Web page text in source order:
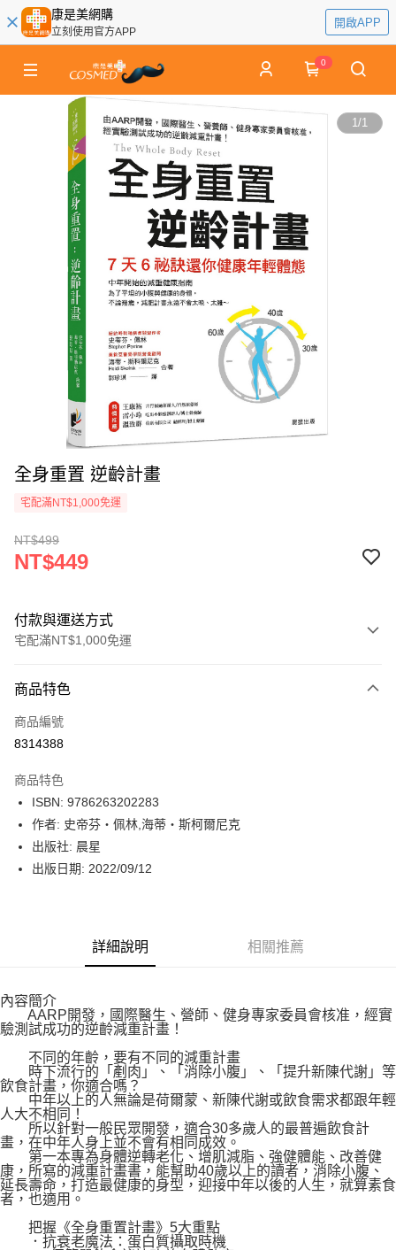
康是美網購
立刻使用官方APP
開啟APP
0
1/1
全身重置 逆齡計畫
宅配滿NT$1,000免運
NT$499
NT$449
付款與運送方式
宅配滿NT$1,000免運
icash Pay
信用卡一次付款
LINE Pay
Apple Pay
街口支付
博客來商品配送方式
每筆NT$80，滿NT$1,000(含以上)免運費
商品特色
商品編號
8314388
商品特色
ISBN: 9786263202283
作者: 史帝芬‧佩林,海蒂‧斯柯爾尼克
出版社: 晨星
出版日期: 2022/09/12
詳細說明 相關推薦
內容簡介
AARP開發，國際醫生、營師、健身專家委員會核准，經實
驗測試成功的逆齡減重計畫！
不同的年齡，要有不同的減重計畫
時下流行的「剷肉」、「消除小腹」、「提升新陳代謝」等
飲食計畫，你適合嗎？
中年以上的人無論是荷爾蒙、新陳代謝或飲食需求都跟年輕
人大不相同！
所以針對一般民眾開發，適合30多歲人的最普遍飲食計
畫，在中年人身上並不會有相同成效。
第一本專為身體逆轉老化、增肌減脂、強健體能、改善健
康，所寫的減重計畫書，能幫助40歲以上的讀者，消除小腹、
延長壽命，打造最健康的身型，迎接中年以後的人生，就算素食
者，也適用。
把握《全身重置計畫》5大重點
．抗衰老魔法：蛋白質攝取時機